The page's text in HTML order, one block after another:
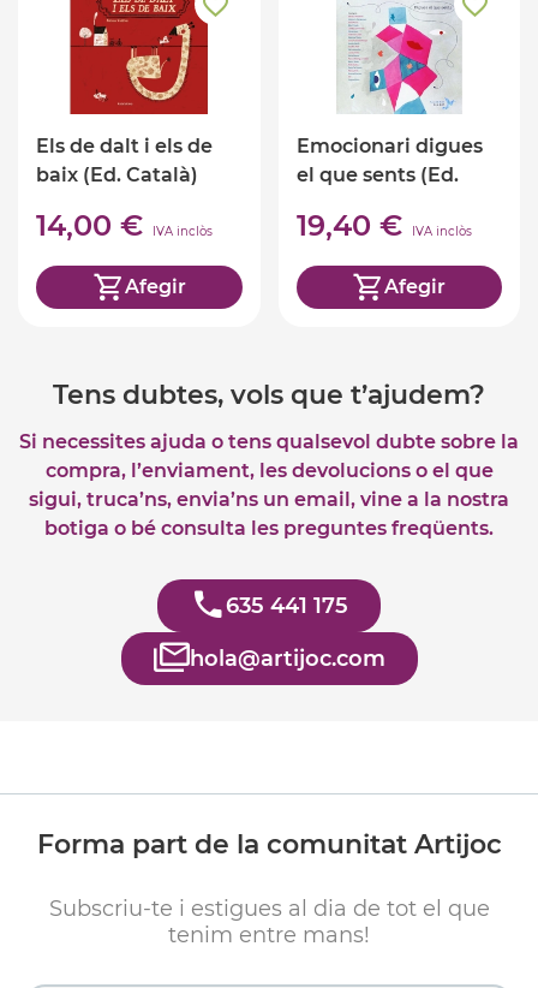
Els de dalt i els de
baix (Ed. Català)
14,00 € IVA inclòs
Afegir
Emocionari digues
el que sents (Ed.
19,40 € IVA inclòs
Afegir
Tens dubtes, vols que t’ajudem?
Si necessites ajuda o tens qualsevol dubte sobre la
compra, l’enviament, les devolucions o el que
sigui, truca’ns, envia’ns un email, vine a la nostra
botiga o bé consulta les preguntes freqüents.
635 441 175
hola@artijoc.com
Forma part de la comunitat Artijoc
Subscriu-te i estigues al dia de tot el que
tenim entre mans!